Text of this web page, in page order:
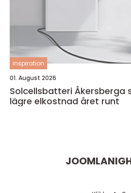
inspiration
01. August 2026
Solcellsbatteri Åkersberga smart lagring för
lägre elkostnad året runt